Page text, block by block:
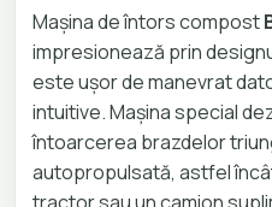
Mașina de întors compost
impresionează prin
este ușor de manevrat
intuitive.Mașina special
întoarcerea brazdelor
autopropulsată, astfel